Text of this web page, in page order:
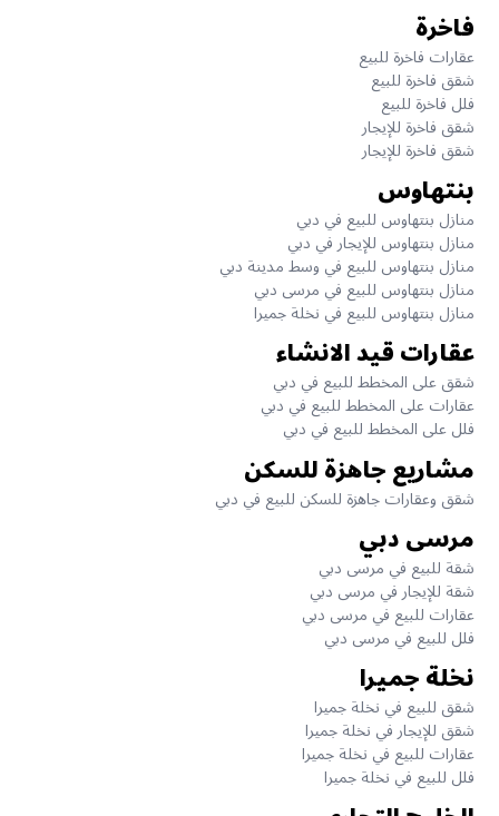
فاخرة
عقارات فاخرة للبيع
شقق فاخرة للبيع
فلل فاخرة للبيع
شقق فاخرة للإيجار
شقق فاخرة للإيجار
بنتهاوس
منازل بنتهاوس للبيع في دبي
منازل بنتهاوس للإيجار في دبي
منازل بنتهاوس للبيع في وسط مدينة دبي
منازل بنتهاوس للبيع في مرسى دبي
منازل بنتهاوس للبيع في نخلة جميرا
عقارات قيد الانشاء
شقق على المخطط للبيع في دبي
عقارات على المخطط للبيع في دبي
فلل على المخطط للبيع في دبي
مشاريع جاهزة للسكن
شقق وعقارات جاهزة للسكن للبيع في دبي
مرسى دبي
شقة للبيع في مرسى دبي
شقة للإيجار في مرسى دبي
عقارات للبيع في مرسى دبي
فلل للبيع في مرسى دبي
نخلة جميرا
شقق للبيع في نخلة جميرا
شقق للإيجار في نخلة جميرا
عقارات للبيع في نخلة جميرا
فلل للبيع في نخلة جميرا